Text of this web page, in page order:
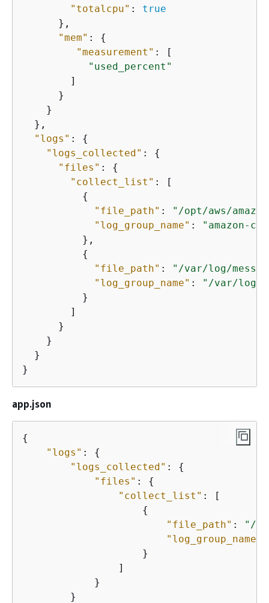
"totalcpu" : true
      },
"mem" : {
"measurement" : [
"used_percent"
        ]
      }
    }
  },
"logs" : {
"logs_collected" : {
"files" : {
"collect_list" : [
{
"file_path" :
"/opt/aws/
"log_group_name" :
"amazon-
          },
{
"file_path" :
"/var/log/
"log_group_name" :
"/var/log/
          }
        ]
      }
    }
  }
app.json
{
"logs" : {
"logs_collected" : {
"files" : {
"collect_list" : [
{
"file_path" :
"/
"log_group_name"
                    }
                ]
            }
        }